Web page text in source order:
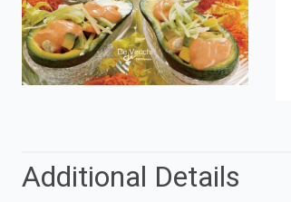
Additional Details